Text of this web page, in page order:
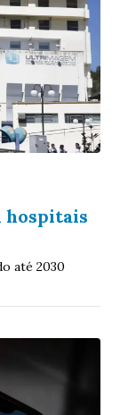
hospitais
até 2030